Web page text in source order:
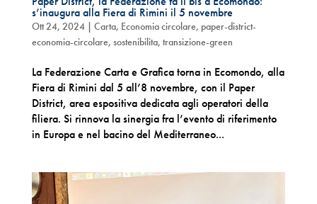
s’inaugura alla Fiera di Rimini il 5 novembre
Ott 24, 2024| Carta, Economia circolare, paper-district-
economia-circolare, sostenibilita, transizione-green
La Federazione Carta e Grafica torna in Ecomondo, alla
Fiera di Rimini dal 5 all’8 novembre, con il Paper
District, area espositiva dedicata agli operatori della
filiera. Si rinnova la sinergia fra l’evento di riferimento
in Europa e nel bacino del Mediterraneo...